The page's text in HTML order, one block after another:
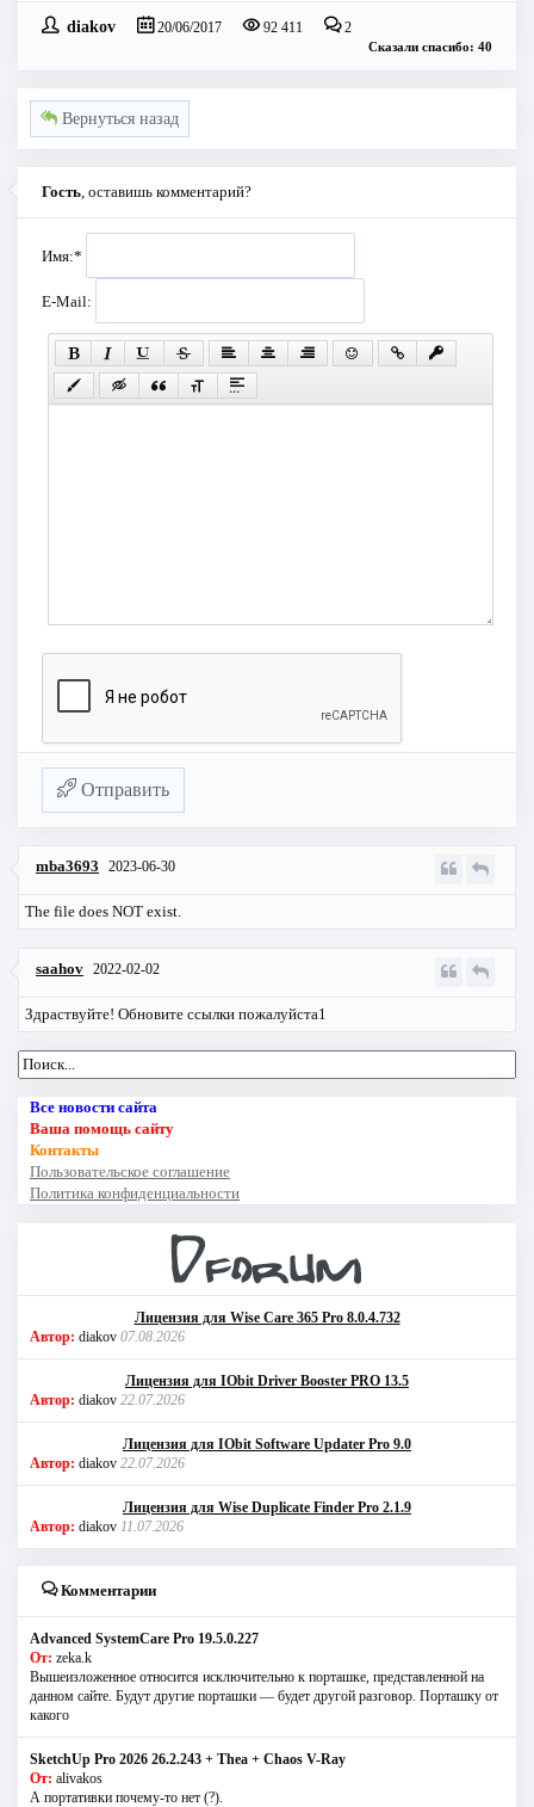
diakov 20/06/2017 92 411 2
Сказали спасибо: 40
Вернуться назад
Гость , оставишь комментарий?
Имя:*
E-Mail:
Отправить
mba3693 2023-06-30
The file does NOT exist.
saahov 2022-02-02
Здраствуйте! Обновите ссылки пожалуйста1
Все новости сайта
Ваша помощь сайту
Контакты
Пользовательское соглашение
Политика конфиденциальности
Лицензия для Wise Care 365 Pro 8.0.4.732
Автор: diakov 07.08.2026
Лицензия для IObit Driver Booster PRO 13.5
Автор: diakov 22.07.2026
Лицензия для IObit Software Updater Pro 9.0
Автор: diakov 22.07.2026
Лицензия для Wise Duplicate Finder Pro 2.1.9
Автор: diakov 11.07.2026
Комментарии
Advanced SystemCare Pro 19.5.0.227
От: zeka.k
Вышеизложенное относится исключительно к порташке, представленной на
данном сайте. Будут другие порташки — будет другой разговор. Порташку от
какого
SketchUp Pro 2026 26.2.243 + Thea + Chaos V-Ray
От: alivakos
А портативки почему-то нет (?).